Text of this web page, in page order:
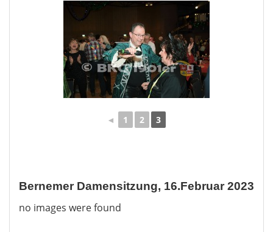
◄ 1 2 3
Bernemer Damensitzung, 16.Februar 2023
no images were found